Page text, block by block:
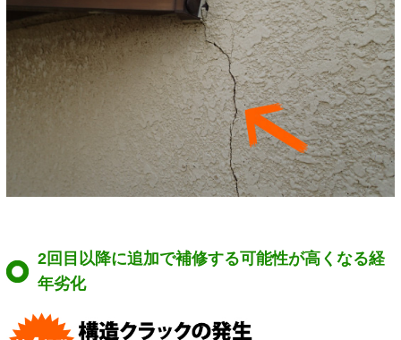
2回目以降に追加で補修する可能性が高くなる経
年劣化